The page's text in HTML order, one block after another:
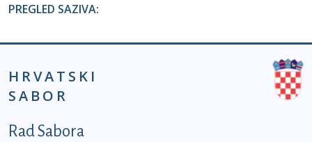
PREGLED SAZIVA:
HRVATSKI
SABOR
Podnožje prvi izbornik
Rad Sabora